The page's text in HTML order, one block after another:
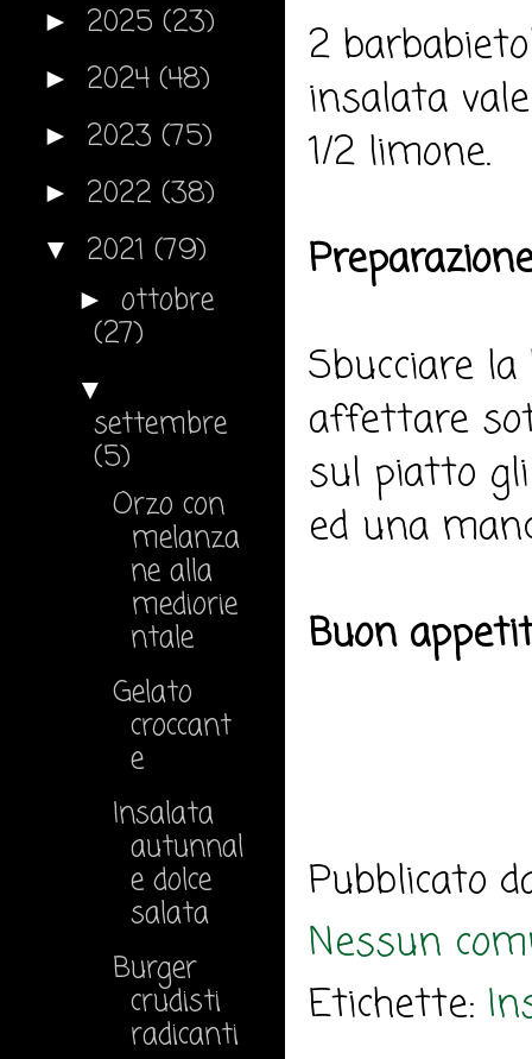
2
insalata
1/2 limone.
Sbucciare
affettare
sul piatto
ed una
Buon
Pubblicato
Nessun
Etichette:
► 2025 (23)
► 2024 (48)
► 2023 (75)
► 2022 (38)
▼ 2021 (79)
► ottobre
(27)
▼
settembre
(5)
Orzo con
melanza
ne alla
mediorie
ntale
Gelato
croccant
e
Insalata
autunnal
e dolce
salata
Burger
crudisti
radicanti